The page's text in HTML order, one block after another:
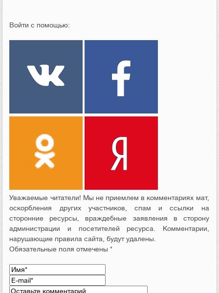
Войти с помощью:
Уважаемые читатели! Мы не приемлем в комментариях мат,
оскорбления других участников, спам и ссылки на
сторонние ресурсы, враждебные заявления в сторону
администрации и посетителей ресурса. Комментарии,
нарушающие правила сайта, будут удалены.
Обязательные поля отмечены *